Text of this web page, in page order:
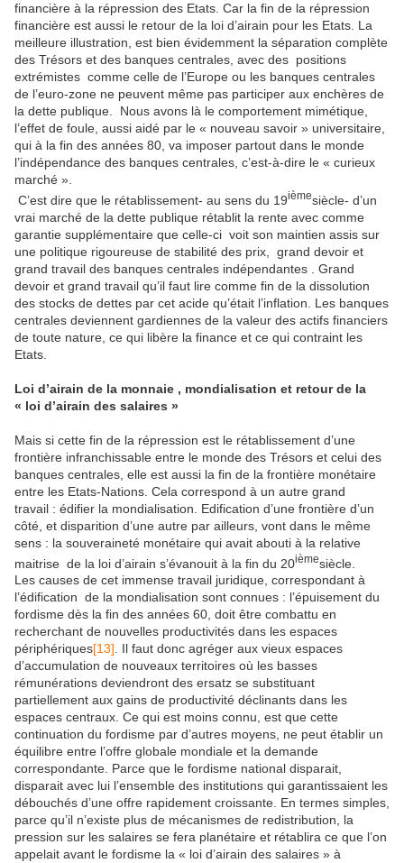
financière à la répression des Etats. Car la fin de la répression
financière est aussi le retour de la loi d’airain pour les Etats. La
meilleure illustration, est bien évidemment la séparation complète
des Trésors et des banques centrales, avec des positions
extrémistes comme celle de l’Europe ou les banques centrales
de l’euro-zone ne peuvent même pas participer aux enchères de
la dette publique. Nous avons là le comportement mimétique,
l’effet de foule, aussi aidé par le « nouveau savoir » universitaire,
qui à la fin des années 80, va imposer partout dans le monde
l’indépendance des banques centrales, c’est-à-dire le « curieux
marché ».
C’est dire que le rétablissement- au sens du 19ièmesiècle- d’un
vrai marché de la dette publique rétablit la rente avec comme
garantie supplémentaire que celle-ci voit son maintien assis sur
une politique rigoureuse de stabilité des prix, grand devoir et
grand travail des banques centrales indépendantes . Grand
devoir et grand travail qu’il faut lire comme fin de la dissolution
des stocks de dettes par cet acide qu’était l’inflation. Les banques
centrales deviennent gardiennes de la valeur des actifs financiers
de toute nature, ce qui libère la finance et ce qui contraint les
Etats.
Loi d’airain de la monnaie , mondialisation et retour de la
« loi d’airain des salaires »
Mais si cette fin de la répression est le rétablissement d’une
frontière infranchissable entre le monde des Trésors et celui des
banques centrales, elle est aussi la fin de la frontière monétaire
entre les Etats-Nations. Cela correspond à un autre grand
travail : édifier la mondialisation. Edification d’une frontière d’un
côté, et disparition d’une autre par ailleurs, vont dans le même
sens : la souveraineté monétaire qui avait abouti à la relative
maitrise de la loi d’airain s’évanouit à la fin du 20ièmesiècle.
Les causes de cet immense travail juridique, correspondant à
l’édification de la mondialisation sont connues : l’épuisement du
fordisme dès la fin des années 60, doit être combattu en
recherchant de nouvelles productivités dans les espaces
périphériques[13]. Il faut donc agréger aux vieux espaces
d’accumulation de nouveaux territoires où les basses
rémunérations deviendront des ersatz se substituant
partiellement aux gains de productivité déclinants dans les
espaces centraux. Ce qui est moins connu, est que cette
continuation du fordisme par d’autres moyens, ne peut établir un
équilibre entre l’offre globale mondiale et la demande
correspondante. Parce que le fordisme national disparait,
disparait avec lui l’ensemble des institutions qui garantissaient les
débouchés d’une offre rapidement croissante. En termes simples,
parce qu’il n’existe plus de mécanismes de redistribution, la
pression sur les salaires se fera planétaire et rétablira ce que l’on
appelait avant le fordisme la « loi d’airain des salaires » à